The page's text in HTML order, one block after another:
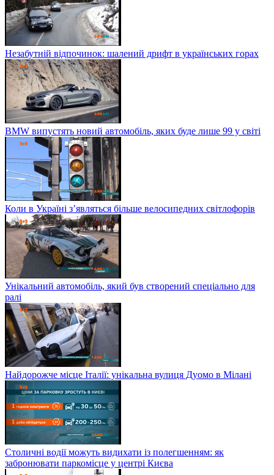
Незабутній відпочинок: шалений дрифт в українських горах
BMW випустять новий автомобіль, яких буде лише 99 у світі
Коли в Україні з’являться більше велосипедних світлофорів
Унікальний автомобіль, який був створений спеціально для
ралі
Найдорожче місце Італії: унікальна вулиця Дуомо в Мілані
Столичні водії можуть видихати із полегшенням: як
забронювати паркомісце у центрі Києва